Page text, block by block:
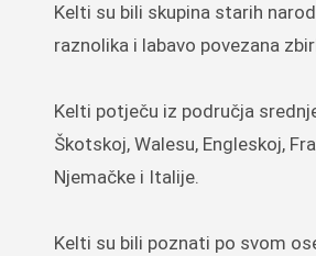
Kelti su bili skupina starih naroda koji su nastanjivali veliki dio Europe tijekom željeznog doba i ranog srednjeg vijeka. Bili su
raznolika i labavo povezana
Kelti potječu iz područja
Škotskoj, Walesu, Engleskoj,
Njemačke i Italije.
Kelti su bili poznati po svom